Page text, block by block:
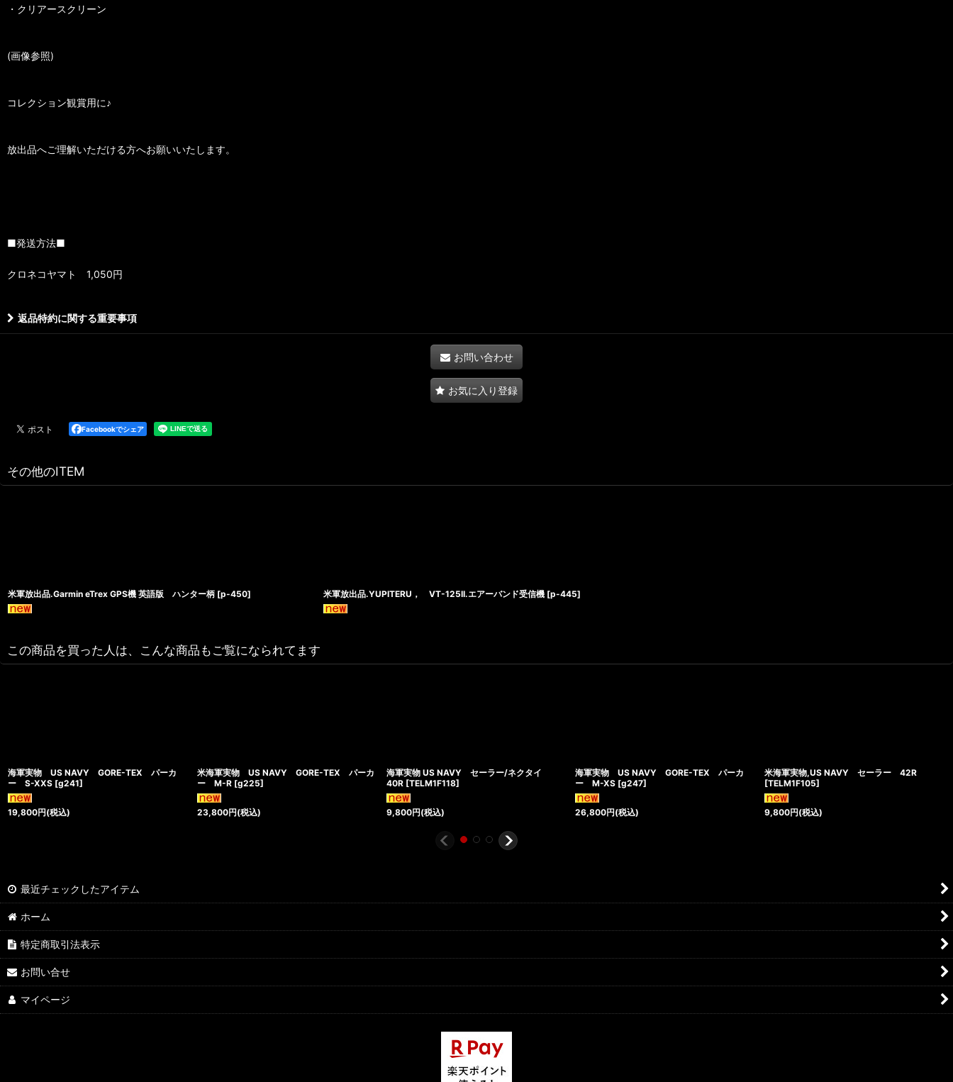
・クリアースクリーン
(画像参照)
コレクション観賞用に♪
放出品へご理解いただける方へお願いいたします。
■発送方法■
クロネコヤマト 1,050円
返品特約に関する重要事項
お問い合わせ
お気に入り登録
Facebookでシェア
その他のITEM
米軍放出品.Garmin eTrex GPS機 英語版 ハンター柄 [p-450] 米軍放出品.YUPITERU， VT-125II.エアーバンド受信機 [p-445]
この商品を買った人は、こんな商品もご覧になられてます
海軍実物 US NAVY GORE-TEX パーカ
ー S-XXS [g241]
19,800円(税込)
米海軍実物 US NAVY GORE-TEX パーカ
ー M-R [g225]
23,800円(税込)
海軍実物 US NAVY セーラー/ネクタイ
40R [TELM1F118]
9,800円(税込)
海軍実物 US NAVY GORE-TEX パーカ
ー M-XS [g247]
26,800円(税込)
米海軍実物,US NAVY セーラー 42R
[TELM1F105]
9,800円(税込)
最近チェックしたアイテム
ホーム
特定商取引法表示
お問い合せ
マイページ